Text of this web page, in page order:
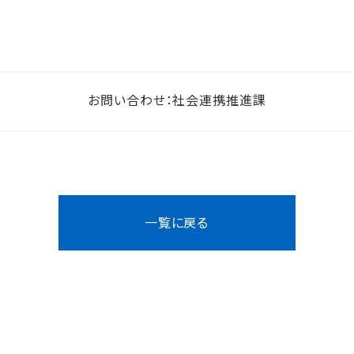
お問い合わせ：社会連携推進課
一覧に戻る